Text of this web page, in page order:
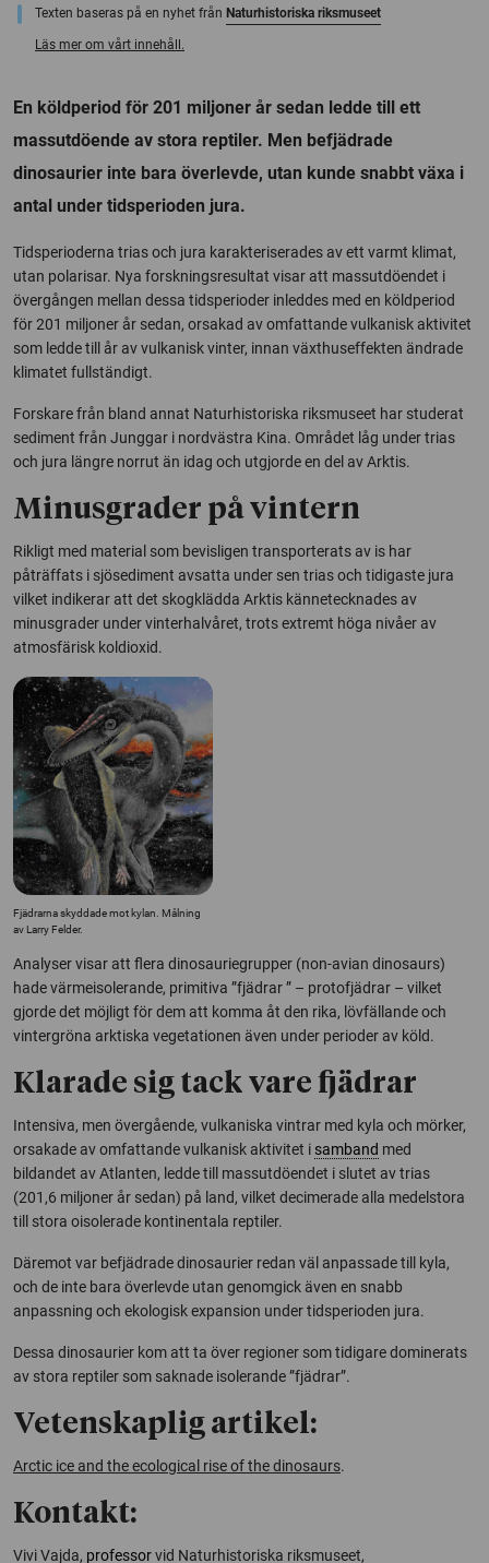
Texten baseras på en nyhet från Naturhistoriska riksmuseet
Läs mer om vårt innehåll.
En köldperiod för 201 miljoner år sedan ledde till ett
massutdöende av stora reptiler. Men befjädrade
dinosaurier inte bara överlevde, utan kunde snabbt växa i
antal under tidsperioden jura.
Tidsperioderna trias och jura karakteriserades av ett varmt klimat,
utan polarisar. Nya forskningsresultat visar att massutdöendet i
övergången mellan dessa tidsperioder inleddes med en köldperiod
för 201 miljoner år sedan, orsakad av omfattande vulkanisk aktivitet
som ledde till år av vulkanisk vinter, innan växthuseffekten ändrade
klimatet fullständigt.
Forskare från bland annat Naturhistoriska riksmuseet har studerat
sediment från Junggar i nordvästra Kina. Området låg under trias
och jura längre norrut än idag och utgjorde en del av Arktis.
Minusgrader på vintern
Rikligt med material som bevisligen transporterats av is har
påträffats i sjösediment avsatta under sen trias och tidigaste jura
vilket indikerar att det skogklädda Arktis kännetecknades av
minusgrader under vinterhalvåret, trots extremt höga nivåer av
atmosfärisk koldioxid.
Fjädrarna skyddade mot kylan. Målning
av Larry Felder.
Analyser visar att flera dinosauriegrupper (non-avian dinosaurs)
hade värmeisolerande, primitiva ”fjädrar ” – protofjädrar – vilket
gjorde det möjligt för dem att komma åt den rika, lövfällande och
vintergröna arktiska vegetationen även under perioder av köld.
Klarade sig tack vare fjädrar
Intensiva, men övergående, vulkaniska vintrar med kyla och mörker,
orsakade av omfattande vulkanisk aktivitet i samband med
bildandet av Atlanten, ledde till massutdöendet i slutet av trias
(201,6 miljoner år sedan) på land, vilket decimerade alla medelstora
till stora oisolerade kontinentala reptiler.
Däremot var befjädrade dinosaurier redan väl anpassade till kyla,
och de inte bara överlevde utan genomgick även en snabb
anpassning och ekologisk expansion under tidsperioden jura.
Dessa dinosaurier kom att ta över regioner som tidigare dominerats
av stora reptiler som saknade isolerande ”fjädrar”.
Vetenskaplig artikel:
Arctic ice and the ecological rise of the dinosaurs.
Kontakt:
Vivi Vajda, professorvid Naturhistoriska riksmuseet,